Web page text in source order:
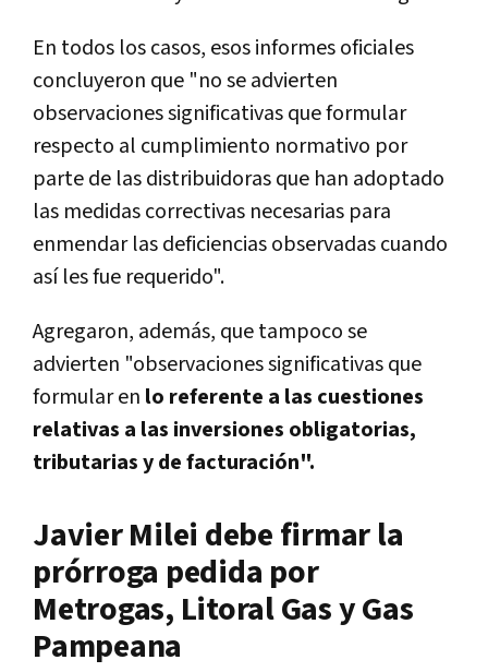
En todos los casos, esos informes oficiales
concluyeron que "no se advierten
observaciones significativas que formular
respecto al cumplimiento normativo por
parte de las distribuidoras que han adoptado
las medidas correctivas necesarias para
enmendar las deficiencias observadas cuando
así les fue requerido".
Agregaron, además, que tampoco se
advierten "observaciones significativas que
formular en lo referente a las cuestiones
relativas a las inversiones obligatorias,
tributarias y de facturación".
Javier Milei debe firmar la
prórroga pedida por
Metrogas, Litoral Gas y Gas
Pampeana